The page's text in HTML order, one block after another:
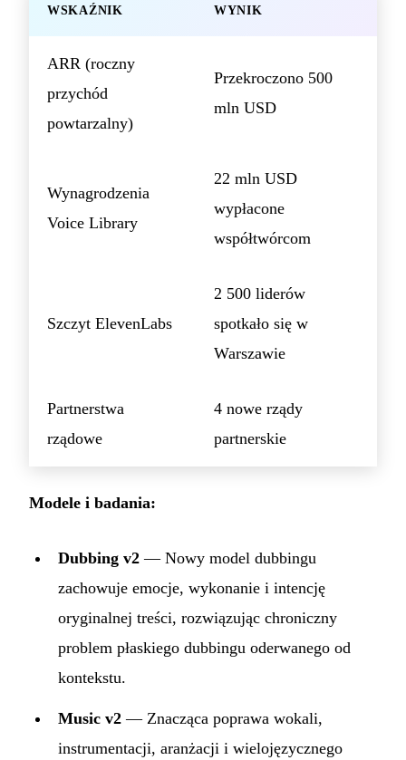
WSKAŹNIK WYNIK
ARR (roczny
przychód
powtarzalny)
Przekroczono 500
mln USD
Wynagrodzenia
Voice Library
22 mln USD
wypłacone
współtwórcom
Szczyt ElevenLabs
2 500 liderów
spotkało się w
Warszawie
Partnerstwa
rządowe
4 nowe rządy
partnerskie
Modele i badania:
Dubbing v2 — Nowy model dubbingu
zachowuje emocje, wykonanie i intencję
oryginalnej treści, rozwiązując chroniczny
problem płaskiego dubbingu oderwanego od
kontekstu.
Music v2 — Znacząca poprawa wokali,
instrumentacji, aranżacji i wielojęzycznego